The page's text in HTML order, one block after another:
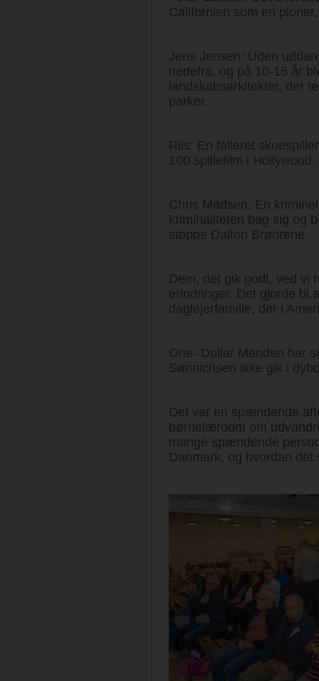
Californien som en
Jens Jensen: Uden
nedefra, og på 10-15 år
landskabsarkitekter, der
parker.
Riis: En falleret
100 spillefilm i Hollywood.
Chris Madsen: En
kriminaliteten bag sig og
stoppe Dalton Brødrene.
Dem, det gik godt, ved vi
erindringer. Det gjorde
daglejerfamilie, der i
One- Dollar Manden har
Sønnichsen ikke gik i
Det var en spændende
børnelærdom om
mange spændende
Danmark, og hvordan